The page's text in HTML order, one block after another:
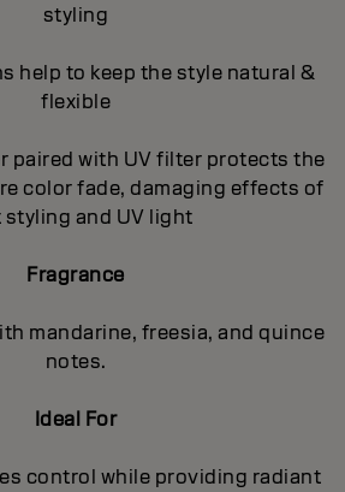
styling
help to keep the style natural &
flexible
paired with UV filter protects the
color fade, damaging effects of
styling and UV light
Fragrance
mandarine, freesia, and quince
notes.
Ideal For
control while providing radiant